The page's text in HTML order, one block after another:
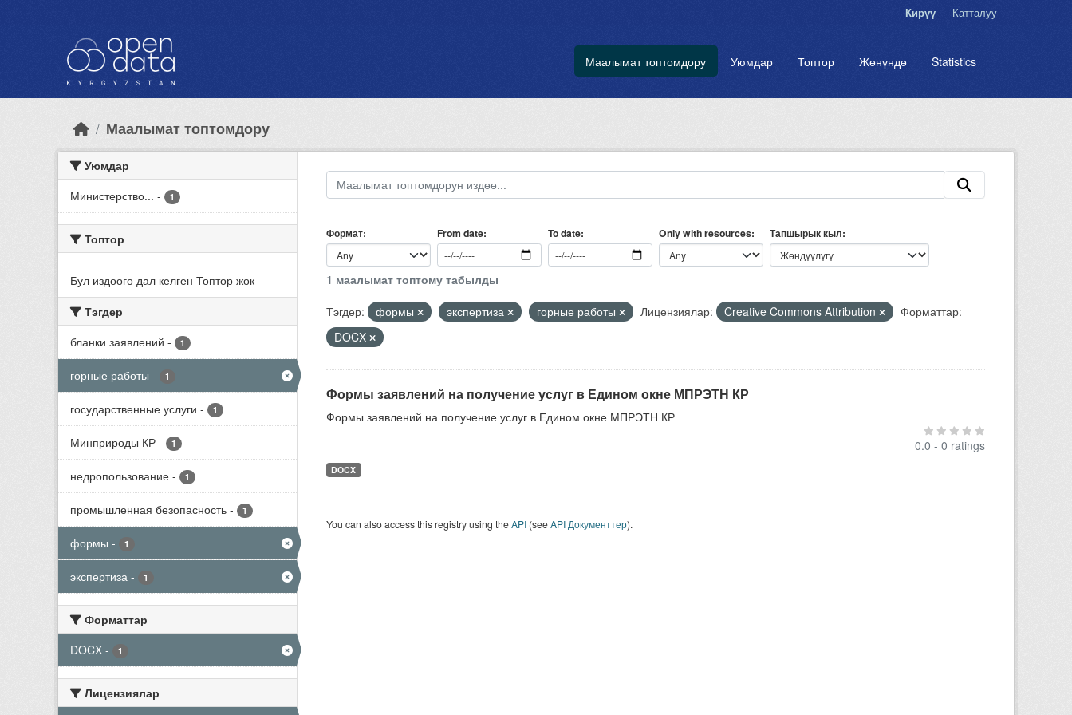
Кирүү Катталуу
Маалымат топтомдору Уюмдар Топтор Жөнүндө Statistics
Маалымат топтомдору
Уюмдар
Министерство... - 1
Топтор
Бул издөөгө дал келген Топтор жок
Тэгдер
бланки заявлений - 1
горные работы - 1
государственные услуги - 1
Минприроды КР - 1
недропользование - 1
промышленная безопасность - 1
формы - 1
экспертиза - 1
Форматтар
DOCX - 1
Лицензиялар
Формат From date To date Only with resources Тапшырык кыл
1 маалымат топтому табылды
Тэгдер:
формы экспертиза горные работы Лицензиялар: Creative Commons Attribution
Форматтар:
DOCX
Формы заявлений на получение услуг в Едином окне МПРЭТН КР
Формы заявлений на получение услуг в Едином окне МПРЭТН КР
0.0 - 0 ratings
DOCX
You can also access this registry using theAPI(seeAPI Документтер).